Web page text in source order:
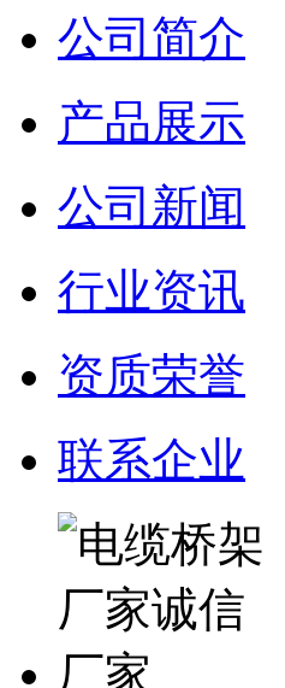
公司简介
产品展示
公司新闻
行业资讯
资质荣誉
联系企业